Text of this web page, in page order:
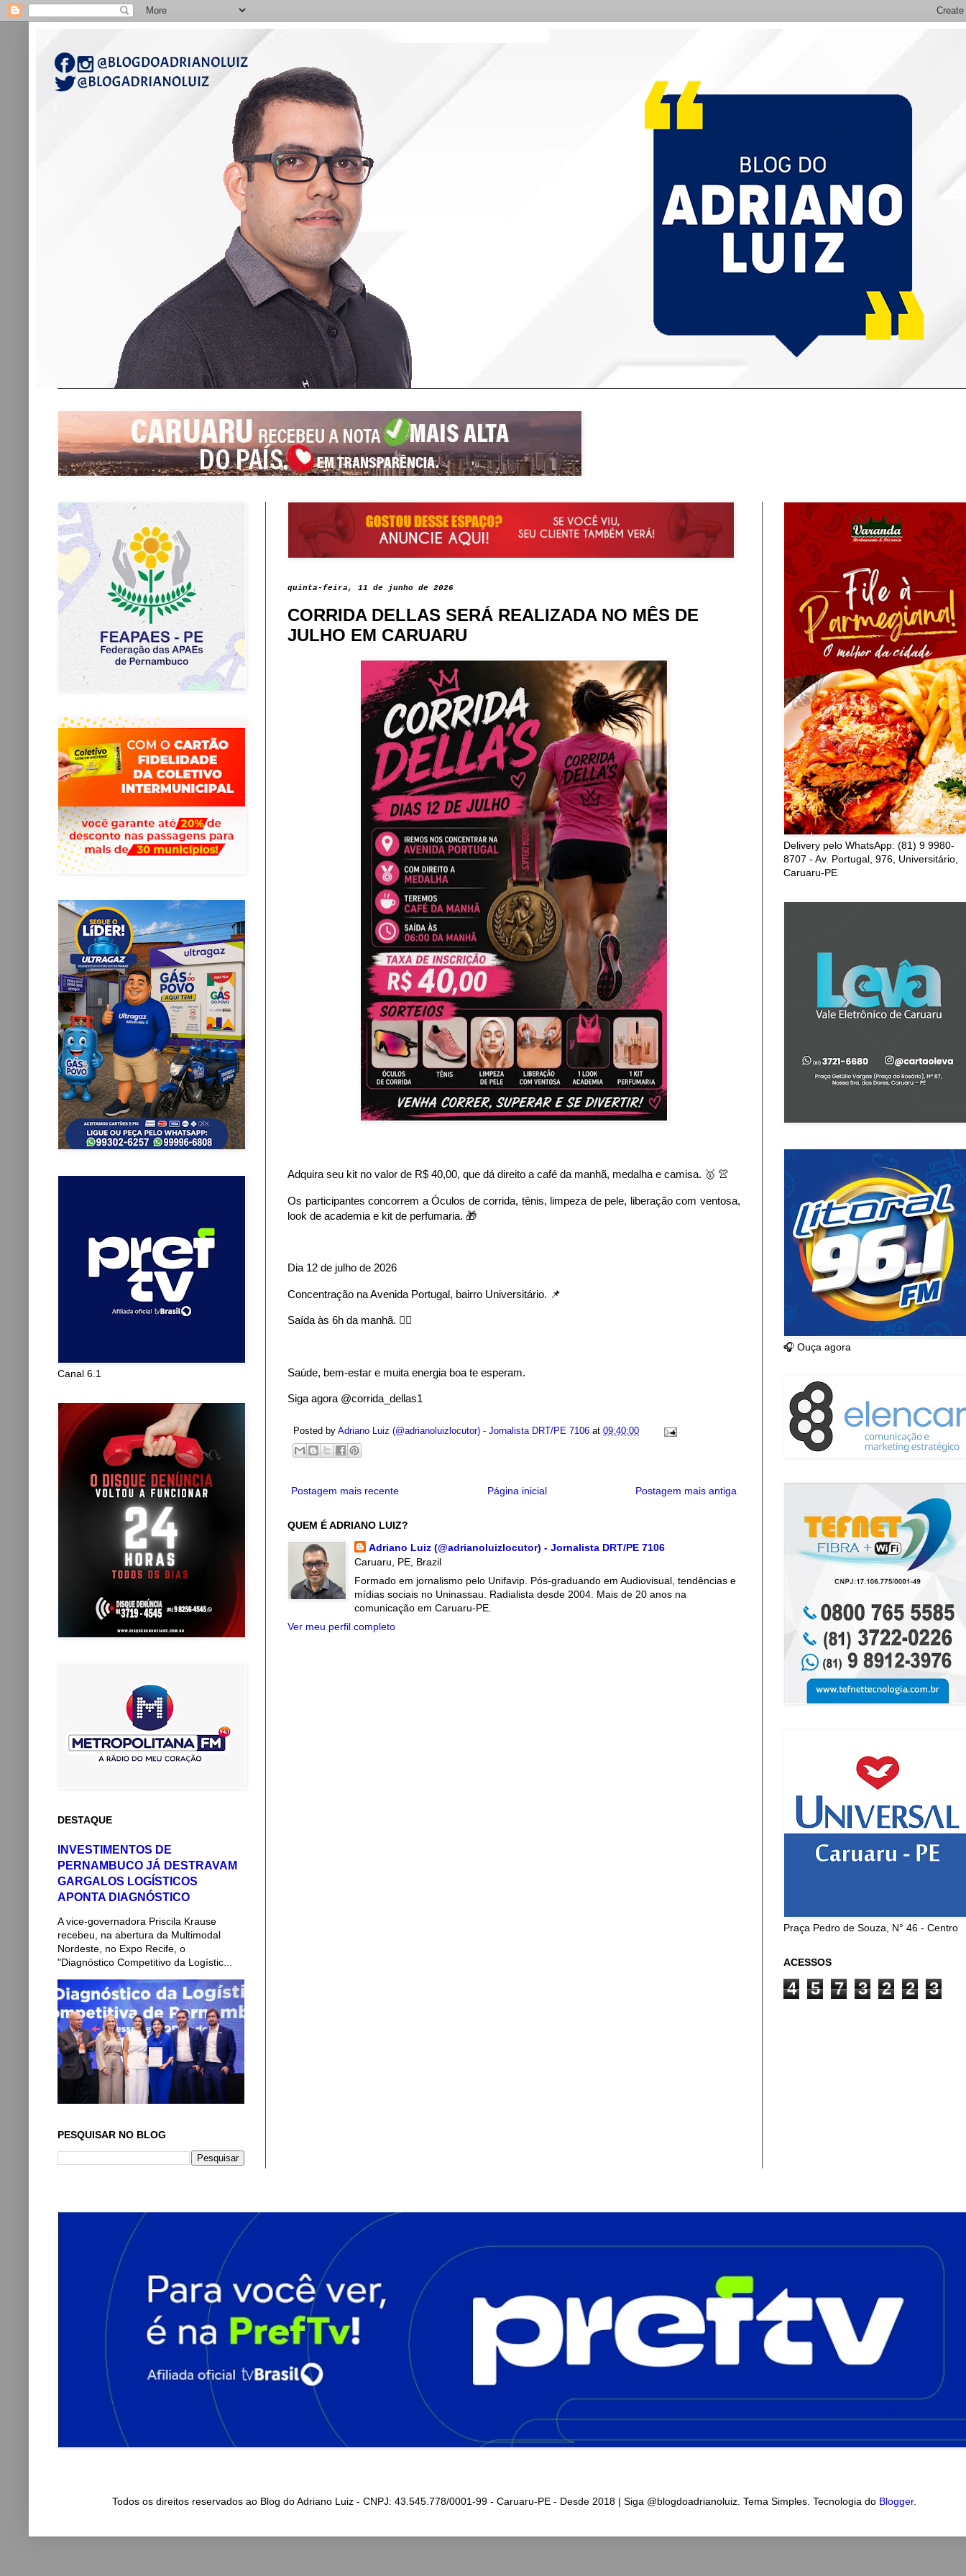
quinta-feira, 11 de junho de 2026
CORRIDA DELLAS SERÁ REALIZADA NO MÊS DE
JULHO EM CARUARU
Adquira seu kit no valor de R$ 40,00, que dá direito a café da manhã, medalha e camisa. 🥇 👚
Os participantes concorrem a Óculos de corrida, tênis, limpeza de pele, liberação com ventosa,
look de academia e kit de perfumaria. 🎁
Dia 12 de julho de 2026
Concentração na Avenida Portugal, bairro Universitário. 📌
Saída às 6h da manhã. 🏃‍♀️
Saúde, bem-estar e muita energia boa te esperam.
Siga agora @corrida_dellas1
Posted by Adriano Luiz (@adrianoluizlocutor) - Jornalista DRT/PE 7106 at 09:40:00
Postagem mais recente Postagem mais antiga
Página inicial
QUEM É ADRIANO LUIZ?
Adriano Luiz (@adrianoluizlocutor) - Jornalista DRT/PE 7106
Caruaru, PE, Brazil
Formado em jornalismo pelo Unifavip. Pós-graduando em Audiovisual, tendências e
mídias sociais no Uninassau. Radialista desde 2004. Mais de 20 anos na
comunicação em Caruaru-PE.
Ver meu perfil completo
Canal 6.1
DESTAQUE
INVESTIMENTOS DE
PERNAMBUCO JÁ DESTRAVAM
GARGALOS LOGÍSTICOS
APONTA DIAGNÓSTICO
A vice-governadora Priscila Krause
recebeu, na abertura da Multimodal
Nordeste, no Expo Recife, o
"Diagnóstico Competitivo da Logístic...
PESQUISAR NO BLOG
Delivery pelo WhatsApp: (81) 9 9980-
8707 - Av. Portugal, 976, Universitário,
Caruaru-PE
🎧 Ouça agora
Praça Pedro de Souza, N° 46 - Centro
ACESSOS
4 5 7 3 2 2 3
Todos os direitos reservados ao Blog do Adriano Luiz - CNPJ: 43.545.778/0001-99 - Caruaru-PE - Desde 2018 | Siga @blogdoadrianoluiz. Tema Simples. Tecnologia do Blogger.